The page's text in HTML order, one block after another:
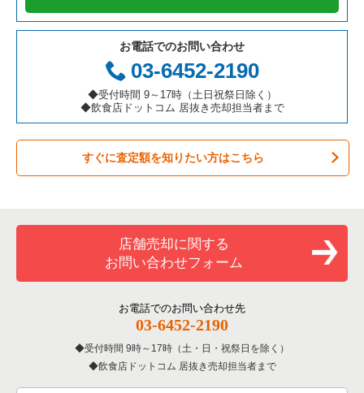
テイクアウトの居抜き売却物件の案件一覧
お弁当・惣菜・デリの居抜き売却物件の案件一覧
カラオケ・パブ・スナックの居抜き売却物件の案件一覧
バーの居抜き売却物件の案件一覧
居酒屋・ダイニングバーの居抜き売却物件の案件一覧
洋食の居抜き売却物件の案件一覧
その他の居抜き売却物件の案件一覧
岐阜県の飲食店の居抜き売却物件の案件一覧
三重県の飲食店の居抜き売却物件の案件一覧
豊中市の飲食店の居抜き売却物件の案件一覧
大阪市都島区の飲食店の居抜き売却物件の案件一覧
大阪市阿倍野区の飲食店の居抜き売却物件の案件一覧
東大阪市の飲食店の居抜き売却物件の案件一覧
吹田市の飲食店の居抜き売却物件の案件一覧
大阪市東住吉区の飲食店の居抜き売却物件の案件一覧
門真市の飲食店の居抜き売却物件の案件一覧
大阪市天王寺区の飲食店の居抜き売却物件の案件一覧
大阪府の鉄板焼き・お好み焼の居抜き売却物件の案件一覧
大阪府のアジア料理の居抜き売却物件の案件一覧
大阪府のカフェの居抜き売却物件の案件一覧
大阪府のテイクアウトの居抜き売却物件の案件一覧
大阪府のお弁当・惣菜・デリの居抜き売却物件の案件一覧
大阪府のバーの居抜き売却物件の案件一覧
大阪府の居酒屋・ダイニングバーの居抜き売却物件の案件一覧
大阪府の和食の居抜き売却物件の案件一覧
大阪府の洋食の居抜き売却物件の案件一覧
大阪府のその他の居抜き売却物件の案件一覧
なんば駅のカラオケ・パブ・スナックの居抜き売却物件の案件
なんば駅のバーの居抜き売却物件の案件一覧
なんば駅の居酒屋・ダイニングバーの居抜き売却物件の案件一
覧
なんば駅の和食の居抜き売却物件の案件一覧
お電話でのお問い合わせ
03-6452-2190
◆受付時間 9～17時（土日祝祭日除く）
◆飲食店ドットコム 居抜き売却担当者まで
すぐに査定額を知りたい方はこちら
店舗売却に関する
お問い合わせフォーム
お電話でのお問い合わせ先
03-6452-2190
受付時間 9時～17時（土・日・祝祭日を除く）
飲食店ドットコム 居抜き売却担当者まで